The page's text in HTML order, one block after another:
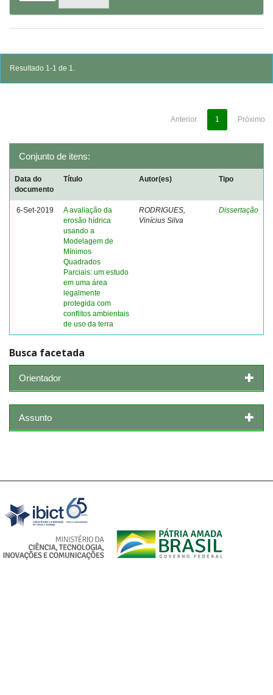
Resultado 1-1 de 1.
Anterior 1 Próximo
Conjunto de itens:
Data do
documento
Título Autor(es) Tipo
6-Set-2019
A avaliação da
erosão hídrica
usando a
Modelagem de
Mínimos
Quadrados
Parciais: um estudo
em uma área
legalmente
protegida com
conflitos ambientais
de uso da terra
RODRIGUES,
Vinícius Silva
Dissertação
Busca facetada
Orientador
Assunto